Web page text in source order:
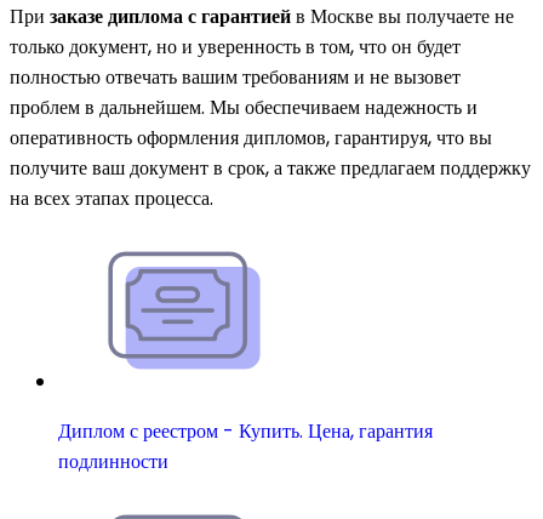
При заказе диплома с гарантиейв Москве вы получаете не
только документ, но и уверенность в том, что он будет
полностью отвечать вашим требованиям и не вызовет
проблем в дальнейшем. Мы обеспечиваем надежность и
оперативность оформления дипломов, гарантируя, что вы
получите ваш документ в срок, а также предлагаем поддержку
на всех этапах процесса.
Диплом с реестром - Купить. Цена, гарантия
подлинности